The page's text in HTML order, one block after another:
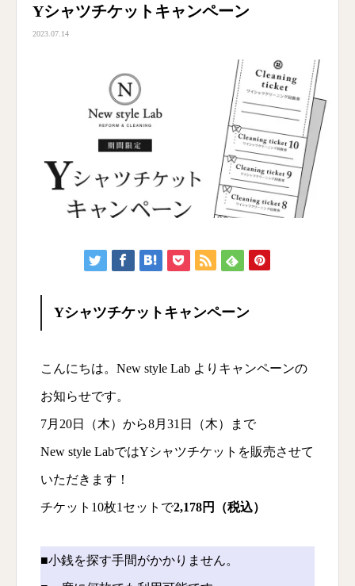
Yシャツチケットキャンペーン
2023.07.14
Yシャツチケットキャンペーン
こんにちは。New style Lab よりキャンペーンの
お知らせです。
7月20日（木）から8月31日（木）まで
New style LabではYシャツチケットを販売させて
いただきます！
チケット10枚1セットで2,178円（税込）
■小銭を探す手間がかかりません。